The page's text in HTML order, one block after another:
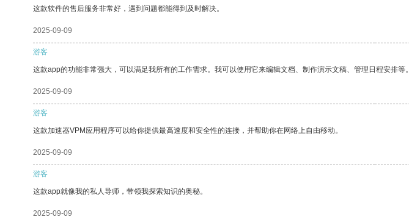
这款软件的售后服务非常好，遇到问题都能得到及时解决。
2025-09-09
游客
这款app的功能非常强大，可以满足我所有的工作需求。我可以使用它来编辑文档、制作演示文稿、管理日程安排等。
2025-09-09
游客
这款加速器VPM应用程序可以给你提供最高速度和安全性的连接，并帮助你在网络上自由移动。
2025-09-09
游客
这款app就像我的私人导师，带领我探索知识的奥秘。
2025-09-09